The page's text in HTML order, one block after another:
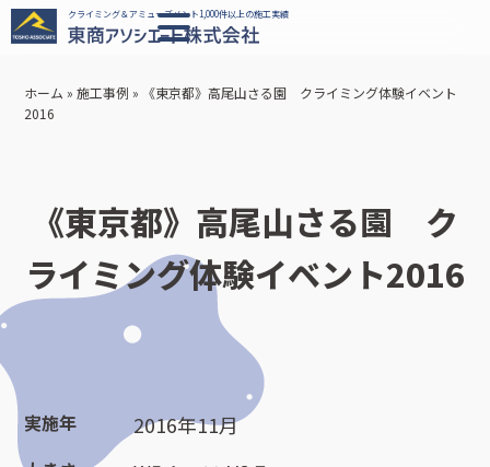
クライミング＆アミューズメント1,000件以上の施工実績
ホーム »施工事例 » 《東京都》高尾山さる園 クライミング体験イベント
2016
《東京都》高尾山さる園 ク
ライミング体験イベント2016
実施年 2016年11月